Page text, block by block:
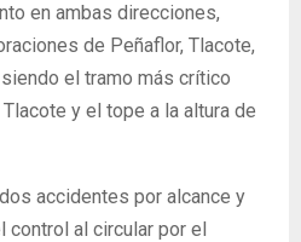
en ambas direcciones,
de Peñaflor, Tlacote,
el tramo más crítico
y el tope a la altura de
accidentes por alcance y
control al circular por el